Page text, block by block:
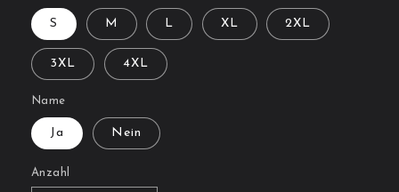
S M L XL 2XL
3XL 4XL
Name
Ja Nein
Anzahl